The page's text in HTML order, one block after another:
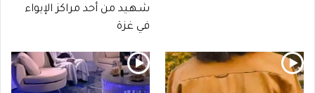
شـهـيد من أحد مراكز الإيواء
في غزة